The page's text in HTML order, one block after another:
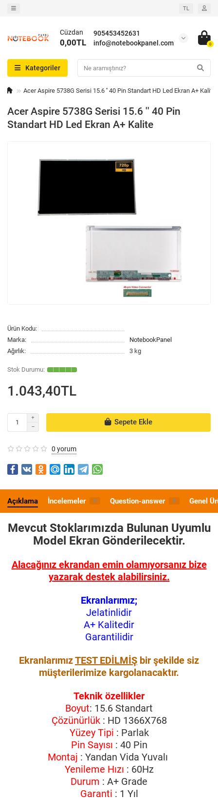
TL
905453452631
info@notebookpanel.com
Cüzdan
0,00TL 0
Kategoriler
Acer Aspire 5738G Serisi 15.6 '' 40 Pin Standart HD Led Ekran A+ Kalite
Acer Aspire 5738G Serisi 15.6 '' 40 Pin
Standart HD Led Ekran A+ Kalite
Ürün Kodu:
Marka:
NotebookPanel
Ağırlık:
3 kg
1.043,40TL
Sepete Ekle
0 yorum
Açıklama İncelemeler 0 Question-answer 0 Genel
Mevcut Stoklarımızda Bulunan Uyumlu
Model Ekran Gönderilecektir.
Alacağınız ekrandan emin olamıyorsanız bize
yazarak destek alabilirsiniz.
Ekranlarımız;
Jelatinlidir
A+ Kalitedir
Garantilidir
EkranlarımızTEST EDİLMİŞ bir şekilde siz
müşterilerimize kargolanacaktır.
Teknik özellikler
Boyut: 15.6 Standart
Çözünürlük: HD 1366X768
Yüzey Tipi : Parlak
Pin Sayısı : 40 Pin
Montaj : Yandan Vida Yuvalı
Yenileme Hızı : 60Hz
Durum : A+ Grade
Garanti : 1 Yıl